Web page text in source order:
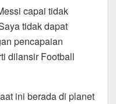
capai tidak
tidak dapat
pencapaian
dilansir Football
ini berada di planet